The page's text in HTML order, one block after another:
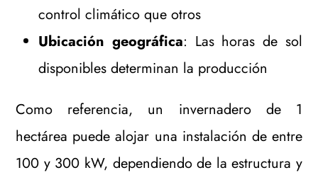
control climático que otros
Ubicación geográfica: Las horas de sol
disponibles determinan la producción
Como referencia, un invernadero de 1
hectárea puede alojar una instalación de entre
100 y 300 kW, dependiendo de la estructura y